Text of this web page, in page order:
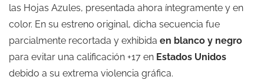
las Hojas Azules, presentada ahora íntegramente y en
color. En su estreno original, dicha secuencia fue
parcialmente recortada y exhibida en blanco y negro
para evitar una calificación +17 en Estados Unidos
debido a su extrema violencia gráfica.